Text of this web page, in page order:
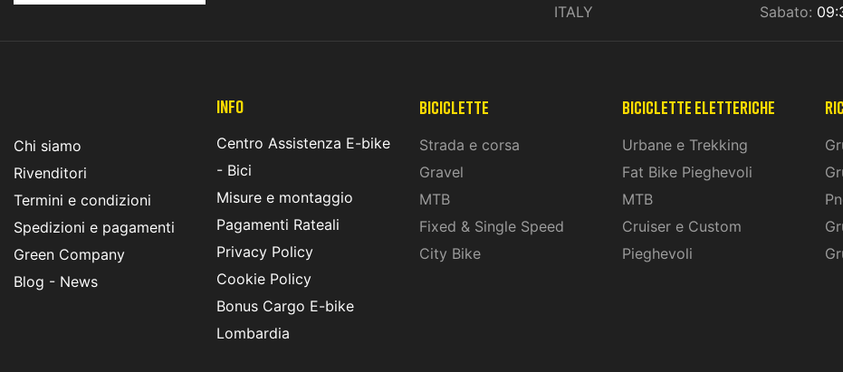
ITALY
Sabato:
Chi siamo
Rivenditori
Termini e condizioni
Spedizioni e pagamenti
Green Company
Blog - News
INFO
Centro Assistenza E-bike
- Bici
Misure e montaggio
Pagamenti Rateali
Privacy Policy
Cookie Policy
Bonus Cargo E-bike
Lombardia
Biciclette
Strada e corsa
Gravel
MTB
Fixed & Single Speed
City Bike
biciclette eletteriche
Urbane e Trekking
Fat Bike Pieghevoli
MTB
Cruiser e Custom
Pieghevoli